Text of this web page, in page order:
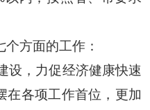
方面的工作：
设，力促经济健康快速
在各项工作首位，更加